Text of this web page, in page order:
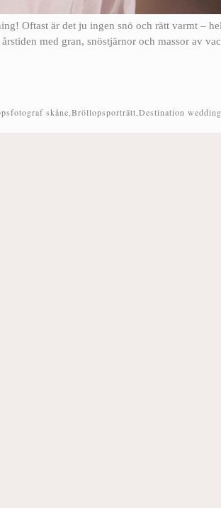
Oftast är det ju ingen snö och rätt varmt –
med gran, snöstjärnor och massor av
skåne Bröllopsporträtt Destination wedding